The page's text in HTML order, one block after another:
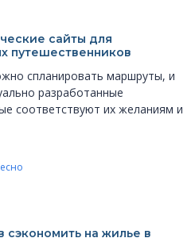
сайты для
путешественников
спланировать маршруты, и
разработанные
соответствуют их желаниям и
сэкономить на жилье в